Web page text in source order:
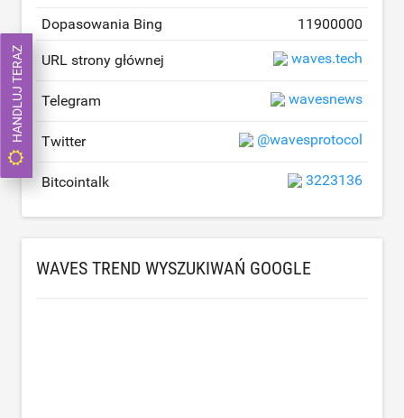
Dopasowania Bing 11900000
URL strony głównej waves.tech
Telegram wavesnews
Twitter @wavesprotocol
Bitcointalk 3223136
WAVES TREND WYSZUKIWAŃ GOOGLE
HANDLUJ TERAZ